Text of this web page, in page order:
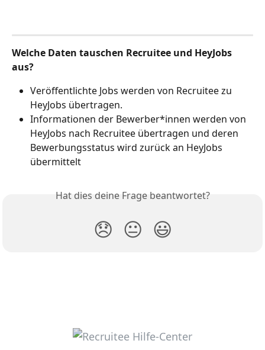
Welche Daten tauschen Recruitee und HeyJobs
aus?
Veröffentlichte Jobs werden von Recruitee zu
HeyJobs übertragen.
Informationen der Bewerber*innen werden von
HeyJobs nach Recruitee übertragen und deren
Bewerbungsstatus wird zurück an HeyJobs
übermittelt
Hat dies deine Frage beantwortet?
😞 😐 😃